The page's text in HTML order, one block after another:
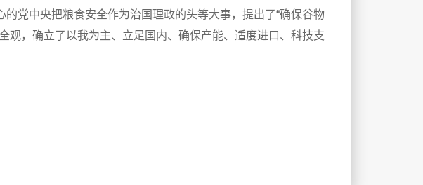
党中央把粮食安全作为治国理政的头等大事，提出了“确保谷物
观，确立了以我为主、立足国内、确保产能、适度进口、科技支